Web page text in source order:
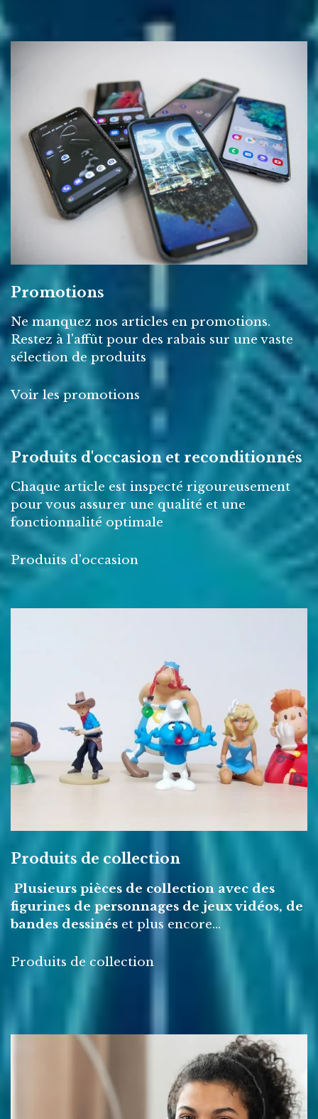
Promotions
Ne manquez nos articles en promotions.
Restez à l'affût pour des rabais sur une vaste
sélection de produits
Voir les promotions
Produits d'occasion et reconditionnés
Chaque article est inspecté rigoureusement
pour vous assurer une qualité et une
fonctionnalité optimale
Produits d'occasion
Produits de collection
Plusieurs pièces de collection avec des
figurines de personnages de jeux vidéos, de
bandes dessinés et plus encore...
Produits de collection